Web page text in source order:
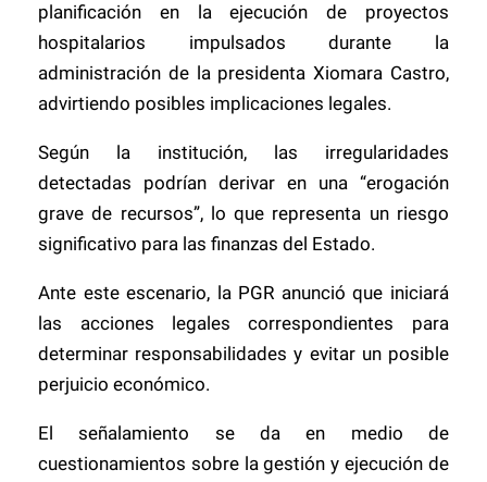
planificación en la ejecución de proyectos
hospitalarios impulsados durante la
administración de la presidenta Xiomara Castro,
advirtiendo posibles implicaciones legales.
Según la institución, las irregularidades
detectadas podrían derivar en una “erogación
grave de recursos”, lo que representa un riesgo
significativo para las finanzas del Estado.
Ante este escenario, la PGR anunció que iniciará
las acciones legales correspondientes para
determinar responsabilidades y evitar un posible
perjuicio económico.
El señalamiento se da en medio de
cuestionamientos sobre la gestión y ejecución de